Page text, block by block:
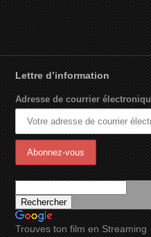
Lettre d’information
Adresse de courrier
Trouves ton film en Streaming